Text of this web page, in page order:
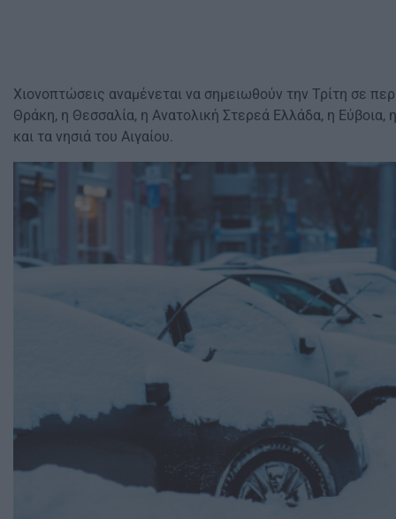
Χιονοπτώσεις αναμένεται να σημειωθούν την Τρίτη σε
Θράκη, η Θεσσαλία, η Ανατολική Στερεά Ελλάδα, η Εύβοια,
και τα νησιά του Αιγαίου.